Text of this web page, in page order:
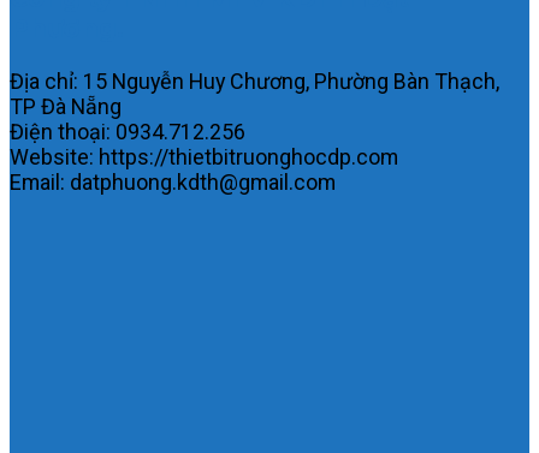
Địa chỉ: 15 Nguyễn Huy Chương, Phường Bàn Thạch,
TP Đà Nẵng
Điện thoại: 0934.712.256
Website: https://thietbitruonghocdp.com
Email: datphuong.kdth@gmail.com